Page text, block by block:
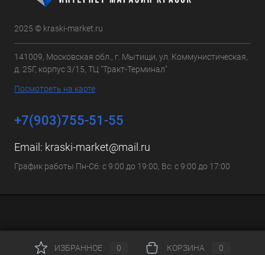
2025 © kraski-market.ru
141009, Московская обл., г. Мытищи, ул. Коммунистическая,
д. 25Г, корпус 3/15, ТЦ "Тракт-Терминал"
Посмотреть на карте
+7(903)755-51-55
Email: kraski-market@mail.ru
График работы Пн-Сб: с 9:00 до 19:00, Вс: с 9:00 до 17:00
ИЗБРАННОЕ 0 КОРЗИНА 0